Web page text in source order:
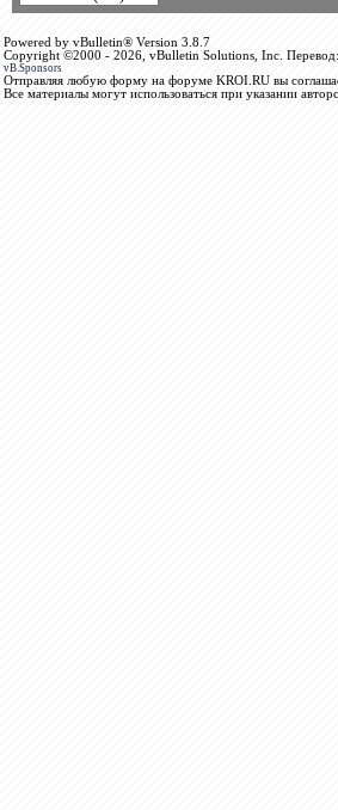
Powered by vBulletin® Version 3.8.7
Copyright ©2000 - 2026, vBulletin Solutions, Inc. Перевод:
vB.Sponsors
Отправляя любую форму на форуме KROI.RU вы
Все материалы могут использоваться при указании